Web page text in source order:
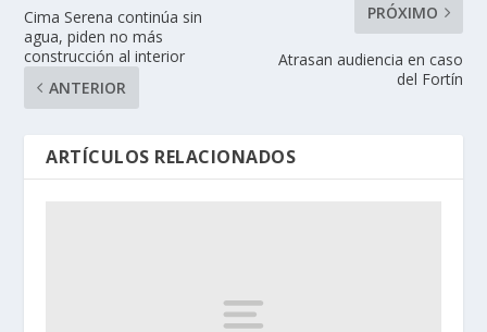
Cima Serena continúa sin
agua, piden no más
construcción al interior
ANTERIOR
PRÓXIMO
Atrasan audiencia en caso
del Fortín
ARTÍCULOS RELACIONADOS